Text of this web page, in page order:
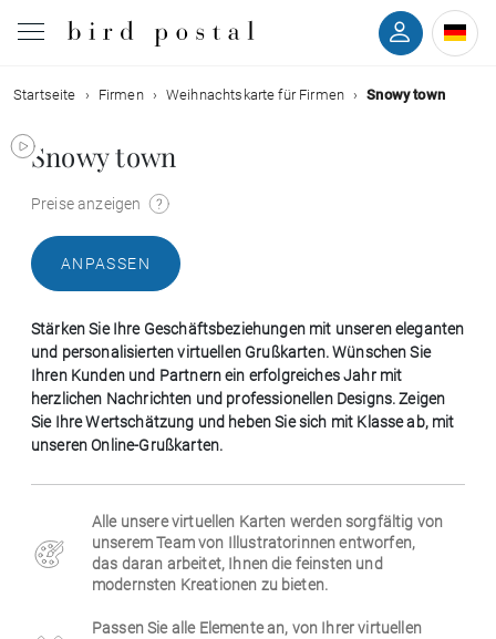
Hochzeit
Geburt
Kommunion
Trauer
Geburtstag
Firmen
Startseite Firmen Weihnachtskarte für Firmen Snowy town
Snowy town
Preise anzeigen
ANPASSEN
Stärken Sie Ihre Geschäftsbeziehungen mit unseren eleganten
und personalisierten virtuellen Grußkarten. Wünschen Sie
Ihren Kunden und Partnern ein erfolgreiches Jahr mit
herzlichen Nachrichten und professionellen Designs. Zeigen
Sie Ihre Wertschätzung und heben Sie sich mit Klasse ab, mit
unseren Online-Grußkarten.
Alle unsere virtuellen Karten werden sorgfältig von
unserem Team von Illustratorinnen entworfen,
das daran arbeitet, Ihnen die feinsten und
modernsten Kreationen zu bieten.
Passen Sie alle Elemente an, von Ihrer virtuellen